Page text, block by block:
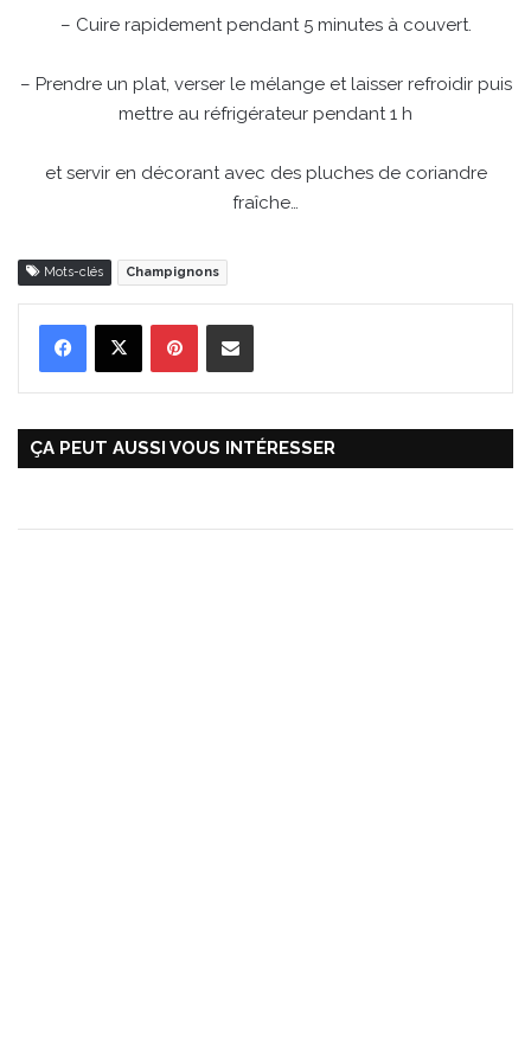
– Cuire rapidement pendant 5 minutes à couvert.
– Prendre un plat, verser le mélange et laisser refroidir puis
mettre au réfrigérateur pendant 1 h
et servir en décorant avec des pluches de coriandre
fraîche…
Mots-clés Champignons
ÇA PEUT AUSSI VOUS INTÉRESSER